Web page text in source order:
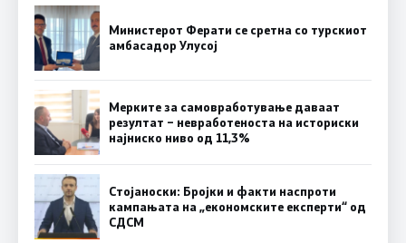
Министерот Ферати се сретна со турскиот
амбасадор Улусој
Мерките за самовработување даваат
резултат – невработеноста на историски
најниско ниво од 11,3%
Стојаноски: Бројки и факти наспроти
кампањата на „економските експерти“ од
СДСM